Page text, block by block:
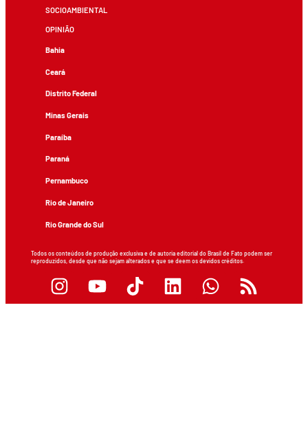
SOCIOAMBIENTAL
OPINIÃO
Bahia
Ceará
Distrito Federal
Minas Gerais
Paraíba
Paraná
Pernambuco
Rio de Janeiro
Rio Grande do Sul
Todos os conteúdos de produção exclusiva e de autoria editorial do Brasil de Fato podem ser
reproduzidos, desde que não sejam alterados e que se deem os devidos créditos.